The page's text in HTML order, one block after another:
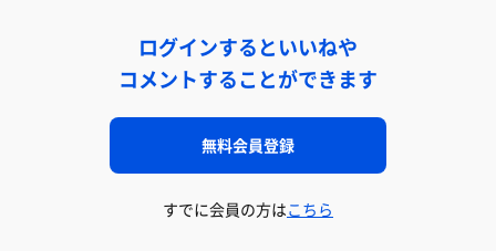
ログインするといいねや
コメントすることができます
無料会員登録
すでに会員の方はこちら